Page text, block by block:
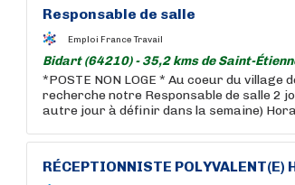
Responsable de salle
Emploi France Travail
Bidart (64210) - 35,2 kms de Saint-
*POSTE NON LOGE * Au coeur du
recherche notre Responsable de salle 2
autre jour à définir dans la semaine)
RÉCEPTIONNISTE POLYVALENT(E)